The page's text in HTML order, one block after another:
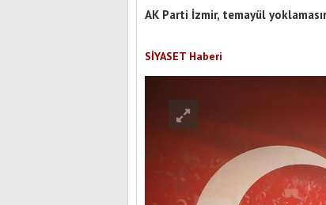
AK Parti İzmir, temayül
SİYASET Haberi